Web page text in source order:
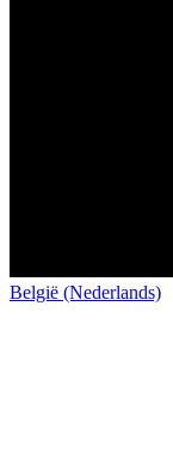
België (Nederlands)